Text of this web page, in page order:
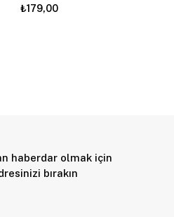
₺179,00
haberdar olmak için
bırakın